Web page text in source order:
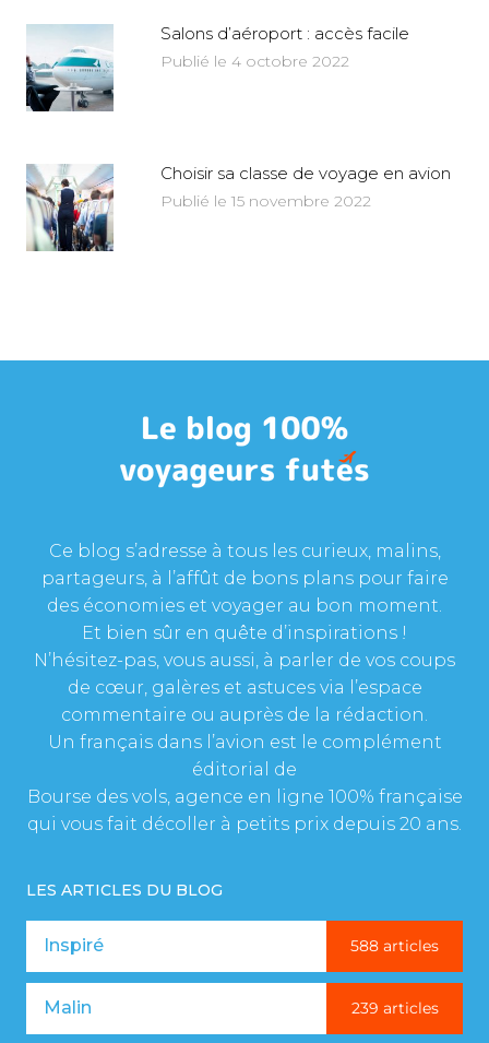
Salons d’aéroport : accès facile
Publié le 4 octobre 2022
Choisir sa classe de voyage en avion
Publié le 15 novembre 2022
Ce blog s’adresse à tous les curieux, malins,
partageurs, à l’affût de bons plans pour faire
des économies et voyager au bon moment.
Et bien sûr en quête d’inspirations !
N’hésitez-pas, vous aussi, à parler de vos coups
de cœur, galères et astuces via l’espace
commentaire ou auprès de la rédaction.
Un français dans l’avion est le complément
éditorial de
Bourse des vols, agence en ligne 100% française
qui vous fait décoller à petits prix depuis 20 ans.
LES ARTICLES DU BLOG
Inspiré 588 articles
Malin 239 articles